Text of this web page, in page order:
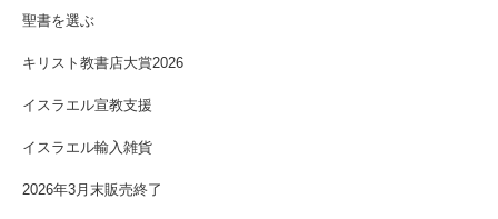
聖書を選ぶ
キリスト教書店大賞2026
イスラエル宣教支援
イスラエル輸入雑貨
2026年3月末販売終了